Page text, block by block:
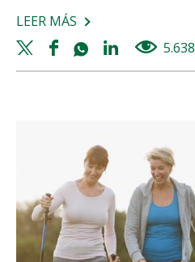
LEER MÁS SOBRE
PROPÓSITOS
DE
NUEVO
AÑO
Twitter
share
Facebook
share
Whatsapp
share
Linkedin
share
5.638